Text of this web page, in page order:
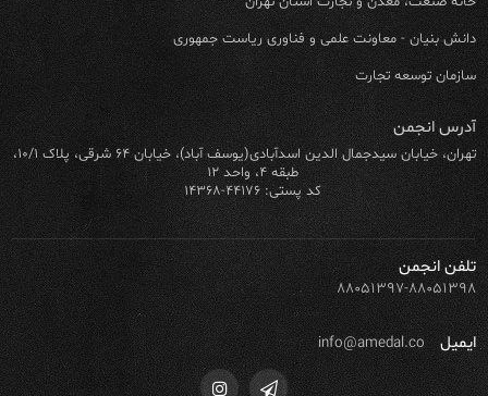
دانش بنیان - معاونت علمی و فناوری ریاست جمهوری
سازمان توسعه تجارت
آدرس انجمن
تهران، خیابان سیدجمال الدین اسدآبادی(یوسف آباد)، خیابان ۶۴ شرقی، پلاک ۱۰/۱،
طبقه ۴، واحد ۱۲
کد پستی: ۴۴۱۷۶-۱۴۳۶۸
تلفن انجمن
۸۸۰۵۱۳۹۷-۸۸۰۵۱۳۹۸
ایمیل info@amedal.co